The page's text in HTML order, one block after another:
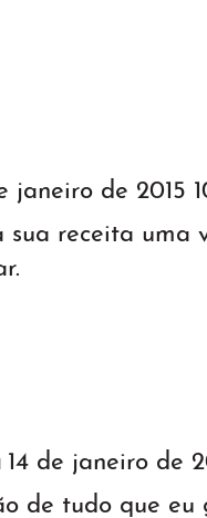
janeiro de 2015
sua receita
14 de janeiro de
de tudo que eu